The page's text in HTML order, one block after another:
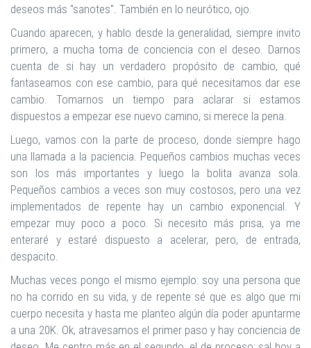
deseos más "sanotes". También en lo neurótico, ojo.
Cuando aparecen, y hablo desde la generalidad, siempre invito
primero, a mucha toma de conciencia con el deseo. Darnos
cuenta de si hay un verdadero propósito de cambio, qué
fantaseamos con ese cambio, para qué necesitamos dar ese
cambio. Tomarnos un tiempo para aclarar si estamos
dispuestos a empezar ese nuevo camino, si merece la pena.
Luego, vamos con la parte de proceso, donde siempre hago
una llamada a la paciencia. Pequeños cambios muchas veces
son los más importantes y luego la bolita avanza sola.
Pequeños cambios a veces son muy costosos, pero una vez
implementados de repente hay un cambio exponencial. Y
empezar muy poco a poco. Si necesito más prisa, ya me
enteraré y estaré dispuesto a acelerar, pero, de entrada,
despacito.
Muchas veces pongo el mismo ejemplo: soy una persona que
no ha corrido en su vida, y de repente sé que es algo que mi
cuerpo necesita y hasta me planteo algún día poder apuntarme
a una 20K. Ok, atravesamos el primer paso y hay conciencia de